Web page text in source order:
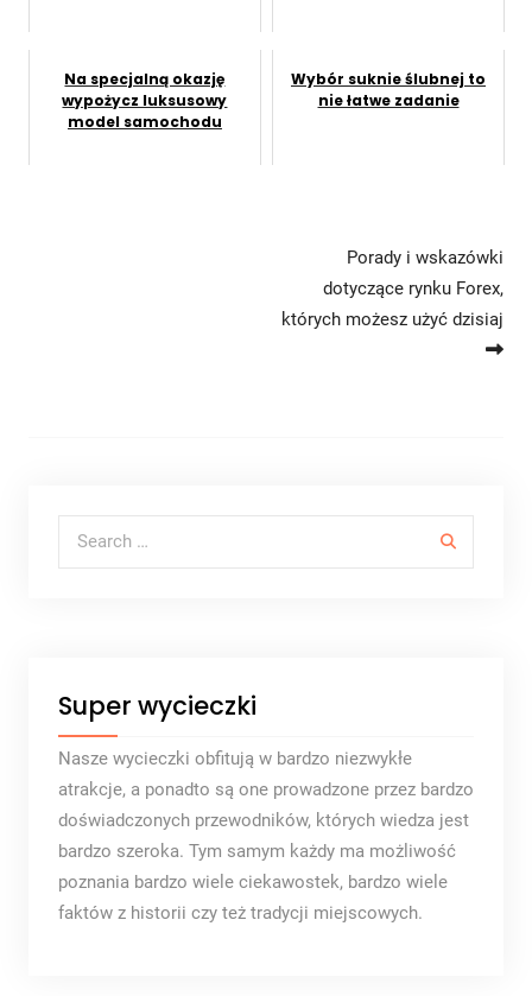
Na specjalną okazję
wypożycz luksusowy
model samochodu
Wybór suknie ślubnej to
nie łatwe zadanie
Nawigacja wpisuPorady i wskazówki
dotyczące rynku Forex,
których możesz użyć dzisiaj
Search for:
Super wycieczki
Nasze wycieczki obfitują w bardzo niezwykłe
atrakcje, a ponadto są one prowadzone przez bardzo
doświadczonych przewodników, których wiedza jest
bardzo szeroka. Tym samym każdy ma możliwość
poznania bardzo wiele ciekawostek, bardzo wiele
faktów z historii czy też tradycji miejscowych.